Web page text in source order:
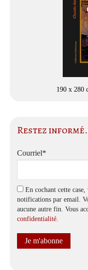
190 x 280
Restez
Courriel*
En cochant cette
notifications par email.
aucune autre fin. Vous
confidentialité